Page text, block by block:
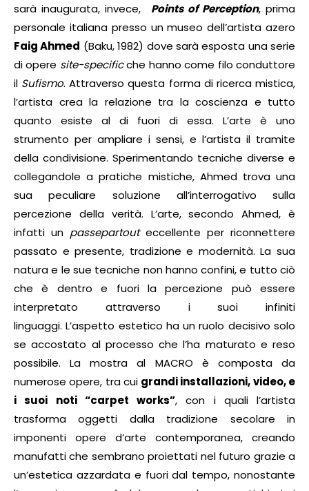
sarà inaugurata, invece, Points of Perception, prima
personale italiana presso un museo dell’artista azero
Faig Ahmed (Baku, 1982) dove sarà esposta una serie
di opere site-specificche hanno come filo conduttore
il Sufismo. Attraverso questa forma di ricerca mistica,
l’artista crea la relazione tra la coscienza e tutto
quanto esiste al di fuori di essa. L’arte è uno
strumento per ampliare i sensi, e l’artista il tramite
della condivisione. Sperimentando tecniche diverse e
collegandole a pratiche mistiche, Ahmed trova una
sua peculiare soluzione all’interrogativo sulla
percezione della verità. L’arte, secondo Ahmed, è
infatti un passepartout eccellente per riconnettere
passato e presente, tradizione e modernità. La sua
natura e le sue tecniche non hanno confini, e tutto ciò
che è dentro e fuori la percezione può essere
interpretato attraverso i suoi infiniti
linguaggi. L’aspetto estetico ha un ruolo decisivo solo
se accostato al processo che l’ha maturato e reso
possibile. La mostra al MACRO è composta da
numerose opere, tra cui grandi installazioni, video, e
i suoi noti “carpet works”, con i quali l’artista
trasforma oggetti dalla tradizione secolare in
imponenti opere d’arte contemporanea, creando
manufatti che sembrano proiettati nel futuro grazie a
un’estetica azzardata e fuori dal tempo, nonostante